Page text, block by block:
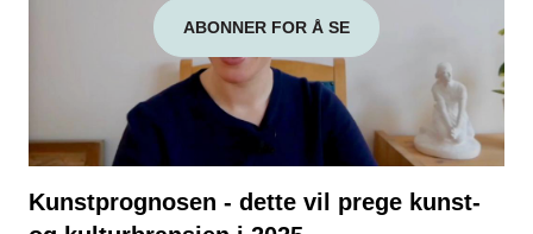
ABONNER FOR Å SE
Kunstprognosen - dette vil prege kunst-